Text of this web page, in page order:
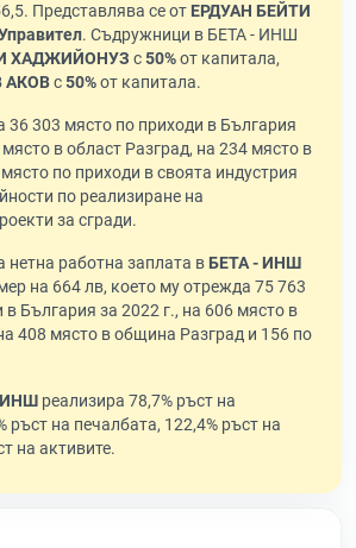
Представлява се от ЕРДУАН БЕЙТИ
. Съдружници в БЕТА - ИНШ
ХАДЖИЙОНУЗ с50%от капитала,
АКОВс50%от капитала.
36 303 място по приходи в България
в област Разград, на 234 място в
по приходи в своята индустрия
по реализиране на
за сгради.
нетна работна заплата вБЕТА - ИНШ
на 664 лв, което му отрежда 75 763
в България за 2022 г., на 606 място в
408 място в община Разград и 156 по
ИНШ реализира 78,7% ръст на
ръст на печалбата, 122,4% ръст на
на активите.